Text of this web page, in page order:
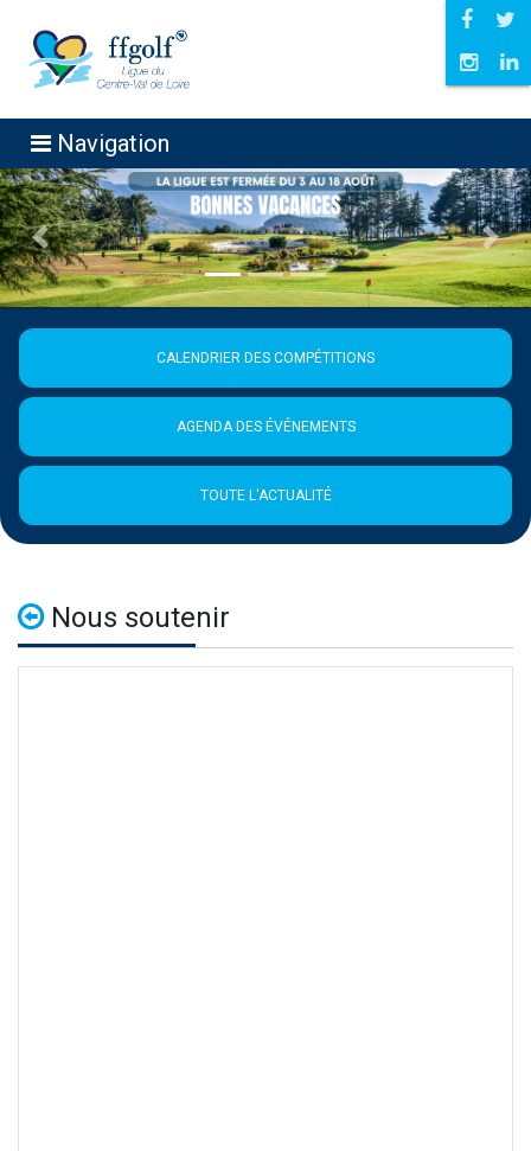
Navigation
Précédent
CALENDRIER DES COMPÉTITIONS
AGENDA DES ÉVÉNEMENTS
TOUTE L'ACTUALITÉ
Nous soutenir